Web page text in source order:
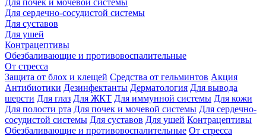
Для сердечно-сосудистой системы
Для суставов
Для ушей
Контрацептивы
Обезбаливающие и противовоспалительные
От стресса
Защита от блох и клещей Средства от гельминтов Акция
Антибиотики Дезинфектанты Дерматология Для вывода
шерсти Для глаз Для ЖКТ Для иммунной системы Для кожи
Для полости рта Для почек и мочевой системы Для сердечно-
сосудистой системы Для суставов Для ушей Контрацептивы
Обезбаливающие и противовоспалительные От стресса